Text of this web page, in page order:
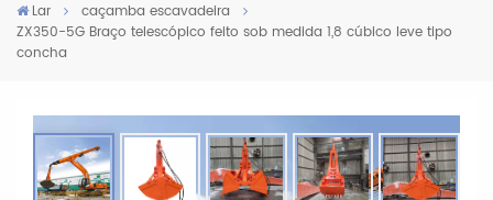
Lar
caçamba escavadeira
ZX350-5G Braço telescópico feito sob medida 1,8 cúbico leve tipo
concha